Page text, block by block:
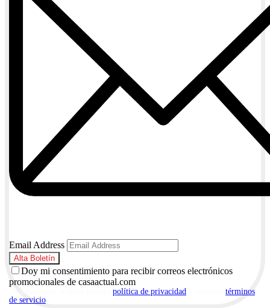
Email Address
Doy mi consentimiento para recibir correos electrónicos
promocionales de casaactual.com
política de privacidad
términos
de servicio